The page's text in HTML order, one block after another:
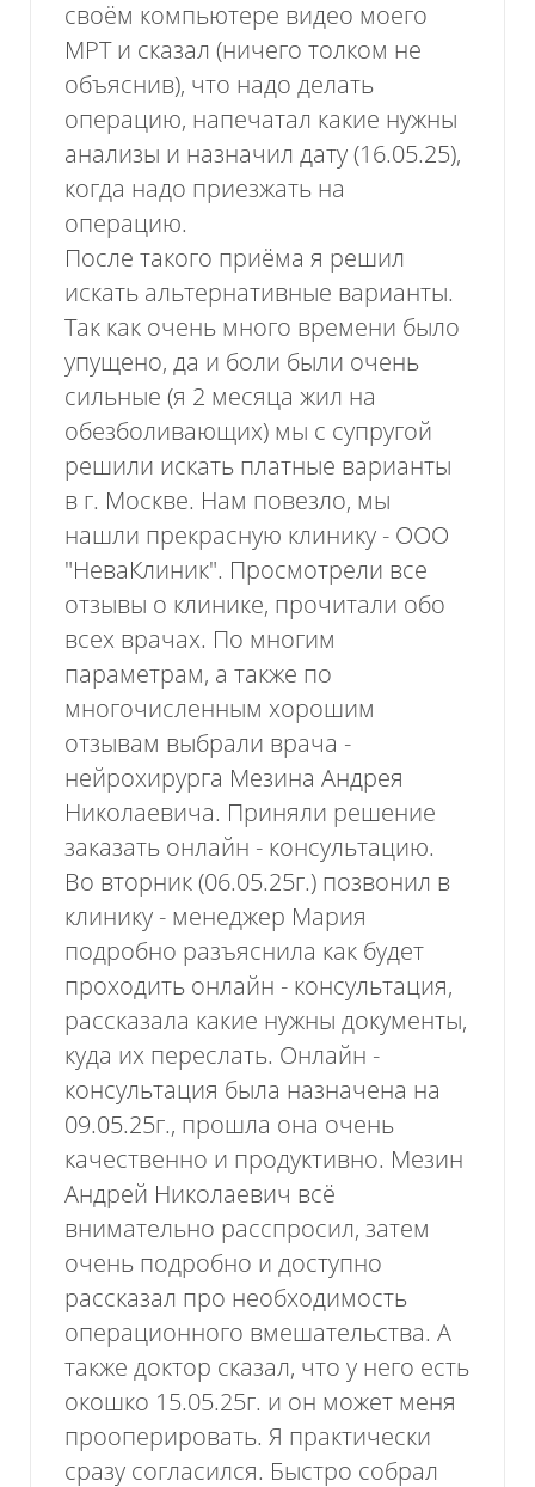
своём компьютере видео моего
МРТ и сказал (ничего толком не
объяснив), что надо делать
операцию, напечатал какие нужны
анализы и назначил дату (16.05.25),
когда надо приезжать на
операцию.
После такого приёма я решил
искать альтернативные варианты.
Так как очень много времени было
упущено, да и боли были очень
сильные (я 2 месяца жил на
обезболивающих) мы с супругой
решили искать платные варианты
в г. Москве. Нам повезло, мы
нашли прекрасную клинику - ООО
"НеваКлиник". Просмотрели все
отзывы о клинике, прочитали обо
всех врачах. По многим
параметрам, а также по
многочисленным хорошим
отзывам выбрали врача -
нейрохирурга Мезина Андрея
Николаевича. Приняли решение
заказать онлайн - консультацию.
Во вторник (06.05.25г.) позвонил в
клинику - менеджер Мария
подробно разъяснила как будет
проходить онлайн - консультация,
рассказала какие нужны документы,
куда их переслать. Онлайн -
консультация была назначена на
09.05.25г., прошла она очень
качественно и продуктивно. Мезин
Андрей Николаевич всё
внимательно расспросил, затем
очень подробно и доступно
рассказал про необходимость
операционного вмешательства. А
также доктор сказал, что у него есть
окошко 15.05.25г. и он может меня
прооперировать. Я практически
сразу согласился. Быстро собрал